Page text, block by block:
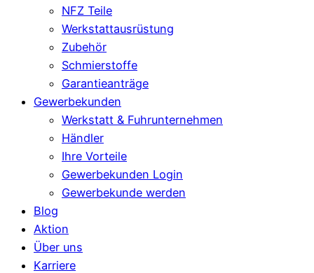
NFZ Teile
Werkstattausrüstung
Zubehör
Schmierstoffe
Garantieanträge
Gewerbekunden
Werkstatt & Fuhrunternehmen
Händler
Ihre Vorteile
Gewerbekunden Login
Gewerbekunde werden
Blog
Aktion
Über uns
Karriere